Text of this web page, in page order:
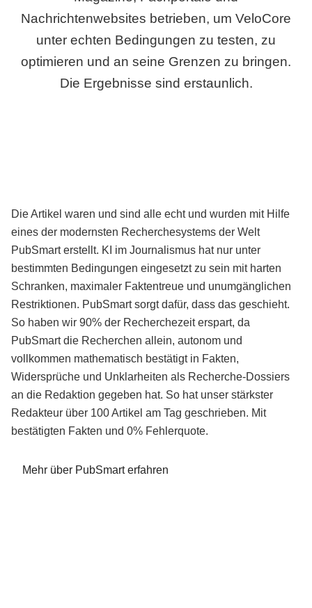
Nachrichtenwebsites betrieben, um VeloCore
unter echten Bedingungen zu testen, zu
optimieren und an seine Grenzen zu bringen.
Die Ergebnisse sind erstaunlich.
Die Artikel waren und sind alle echt und wurden mit Hilfe
eines der modernsten Recherchesystems der Welt
PubSmart erstellt. KI im Journalismus hat nur unter
bestimmten Bedingungen eingesetzt zu sein mit harten
Schranken, maximaler Faktentreue und unumgänglichen
Restriktionen. PubSmart sorgt dafür, dass das geschieht.
So haben wir 90% der Recherchezeit erspart, da
PubSmart die Recherchen allein, autonom und
vollkommen mathematisch bestätigt in Fakten,
Widersprüche und Unklarheiten als Recherche-Dossiers
an die Redaktion gegeben hat. So hat unser stärkster
Redakteur über 100 Artikel am Tag geschrieben. Mit
bestätigten Fakten und 0% Fehlerquote.
Mehr über PubSmart erfahren